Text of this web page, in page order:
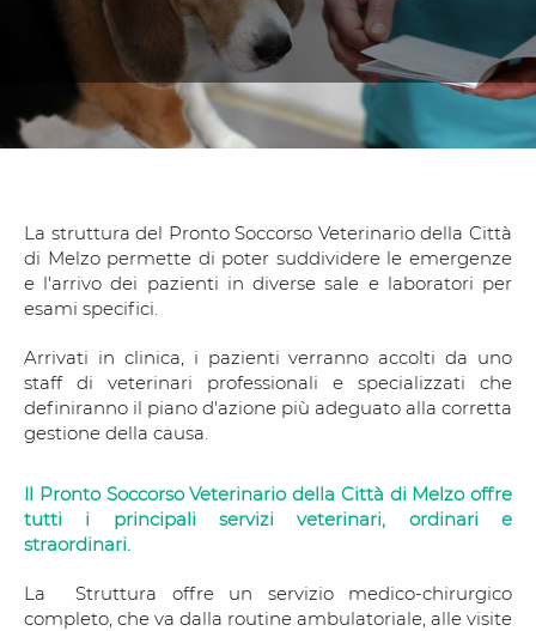
La struttura del Pronto Soccorso Veterinario della Città
di Melzo permette di poter suddividere le emergenze
e l'arrivo dei pazienti in diverse sale e laboratori per
esami specifici.
Arrivati in clinica, i pazienti verranno accolti da uno
staff di veterinari professionali e specializzati che
definiranno il piano d'azione più adeguato alla corretta
gestione della causa.
Il Pronto Soccorso Veterinario della Città di Melzo offre
tutti i principali servizi veterinari, ordinari e
straordinari.
La Struttura offre un servizio medico-chirurgico
completo, che va dalla routine ambulatoriale, alle visite